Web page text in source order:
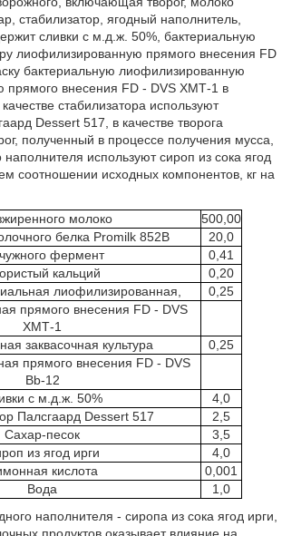
стабилизатор, ягодный наполнитель,
сливки с м.д.ж. 50%, бактериальную
лиофилизированную прямого внесения FD
бактериальную лиофилизированную
прямого внесения FD - DVS ХМТ-1 в
стабилизатора используют
Dessert 517, в качестве творога
полученный в процессе получения мусса,
наполнителя используют сироп из сока ягод
соотношении исходных компонентов, кг на
молоко
500,00
белка Promilk 852В
20,0
фермент
0,41
кальций
0,20
лиофилизированная,
0,25
прямого внесения FD - DVS
ХМТ-1
заквасочная культура
0,25
прямого внесения FD - DVS
Bb-12
с м.д.ж. 50%
4,0
Палсгаард Dessert 517
2,5
Сахар-песок
3,5
из ягод ирги
4,0
кислота
0,001
Вода
1,0
наполнителя - сиропа из сока ягод ирги,